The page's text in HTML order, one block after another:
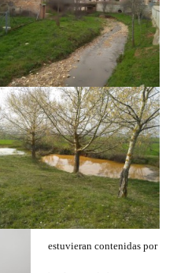
estuvieran contenidas por